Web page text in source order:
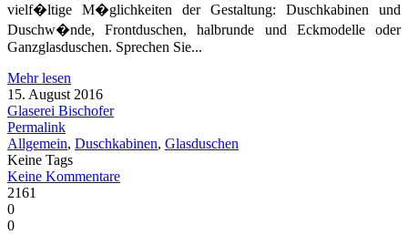
vielf�ltige M�glichkeiten der Gestaltung: Duschkabinen und
Duschw�nde, Frontduschen, halbrunde und Eckmodelle oder
Ganzglasduschen. Sprechen Sie...
Mehr lesen
15. August 2016
Glaserei Bischofer
Permalink
Allgemein, Duschkabinen, Glasduschen
Keine Tags
Keine Kommentare
2161
0
0